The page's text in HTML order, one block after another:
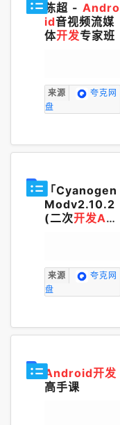
陈超 - Andro
id音视频流媒
体开发专家班
来源
夸克网
盘
「Cyanogen
Modv2.10.2
(二次开发An
来源
夸克网
盘
Android开发
高手课